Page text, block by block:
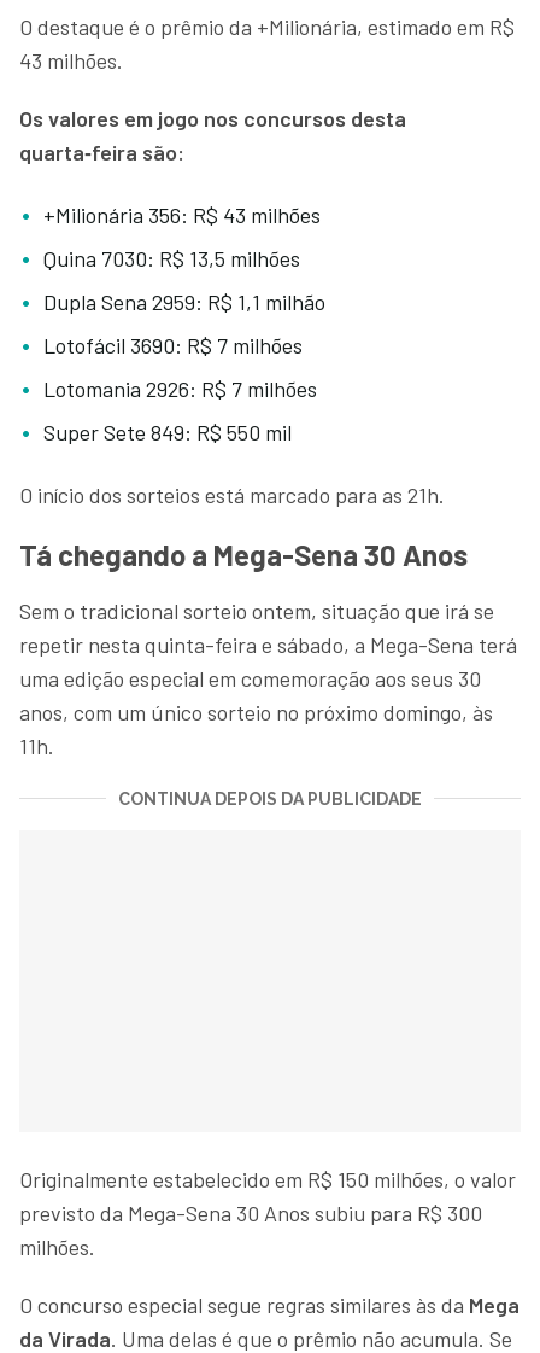
O destaque é o prêmio da +Milionária, estimado em R$
43 milhões.
Os valores em jogo nos concursos desta
quarta‑feira são:
+Milionária 356: R$ 43 milhões
Quina 7030: R$ 13,5 milhões
Dupla Sena 2959: R$ 1,1 milhão
Lotofácil 3690: R$ 7 milhões
Lotomania 2926: R$ 7 milhões
Super Sete 849: R$ 550 mil
O início dos sorteios está marcado para as 21h.
Tá chegando a Mega-Sena 30 Anos
Sem o tradicional sorteio ontem, situação que irá se
repetir nesta quinta-feira e sábado, a Mega-Sena terá
uma edição especial em comemoração aos seus 30
anos, com um único sorteio no próximo domingo, às
11h.
CONTINUA DEPOIS DA PUBLICIDADE
Originalmente estabelecido em R$ 150 milhões, o valor
previsto da Mega-Sena 30 Anos subiu para R$ 300
milhões.
O concurso especial segue regras similares às da Mega
da Virada. Uma delas é que o prêmio não acumula. Se